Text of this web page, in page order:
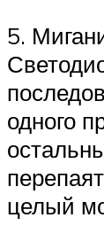
5.
одного
целый